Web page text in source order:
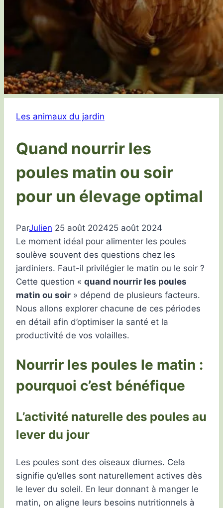
Les animaux du jardin
Quand nourrir les
poules matin ou soir
pour un élevage optimal
ParJulien 25 août 202425 août 2024
Le moment idéal pour alimenter les poules
soulève souvent des questions chez les
jardiniers. Faut-il privilégier le matin ou le soir ?
Cette question « quand nourrir les poules
matin ou soir » dépend de plusieurs facteurs.
Nous allons explorer chacune de ces périodes
en détail afin d’optimiser la santé et la
productivité de vos volailles.
Nourrir les poules le matin :
pourquoi c’est bénéfique
L’activité naturelle des poules au
lever du jour
Les poules sont des oiseaux diurnes. Cela
signifie qu’elles sont naturellement actives dès
le lever du soleil. En leur donnant à manger le
matin, on aligne leurs besoins nutritionnels à